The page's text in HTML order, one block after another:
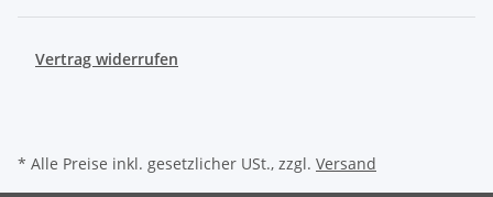
Vertrag widerrufen
* Alle Preise inkl. gesetzlicher USt., zzgl. Versand